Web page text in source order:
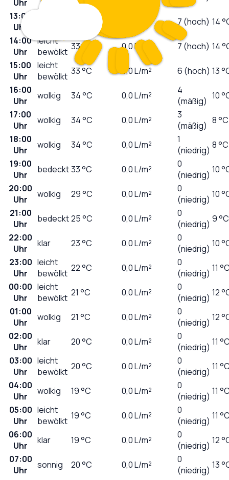
Uhr
13:00
Uhr
7 (hoch) 14
14:00
Uhr
leicht
bewölkt 33°C 0,0L/m² 7 (hoch) 14
15:00
Uhr
leicht
bewölkt 33°C 0,0L/m² 6 (hoch) 13
16:00
Uhr
wolkig 34°C 0,0L/m²
4
(mäßig) 10
17:00
Uhr
wolkig 34°C 0,0L/m²
3
(mäßig) 8 °C
18:00
Uhr
wolkig 34°C 0,0L/m²
1
(niedrig) 8 °C
19:00
Uhr
bedeckt33°C 0,0L/m²
0
(niedrig) 10
20:00
Uhr
wolkig 29°C 0,0L/m²
0
(niedrig) 10
21:00
Uhr
bedeckt25°C 0,0L/m²
0
(niedrig) 9 °C
22:00
Uhr
klar 23°C 0,0L/m²
0
(niedrig) 10
23:00
Uhr
leicht
bewölkt 22°C 0,0L/m²
0
(niedrig) 11
00:00
Uhr
leicht
bewölkt 21 °C 0,0L/m²
0
(niedrig) 12
01:00
Uhr
wolkig 21 °C 0,0L/m²
0
(niedrig) 12
02:00
Uhr
klar 20°C 0,0L/m²
0
(niedrig) 11
03:00
Uhr
leicht
bewölkt 20°C 0,0L/m²
0
(niedrig) 11
04:00
Uhr
wolkig 19°C 0,0L/m²
0
(niedrig) 11
05:00
Uhr
leicht
bewölkt 19°C 0,0L/m²
0
(niedrig) 11
06:00
Uhr
klar 19°C 0,0L/m²
0
(niedrig) 12
07:00
Uhr
sonnig 20°C 0,0L/m²
0
(niedrig) 13